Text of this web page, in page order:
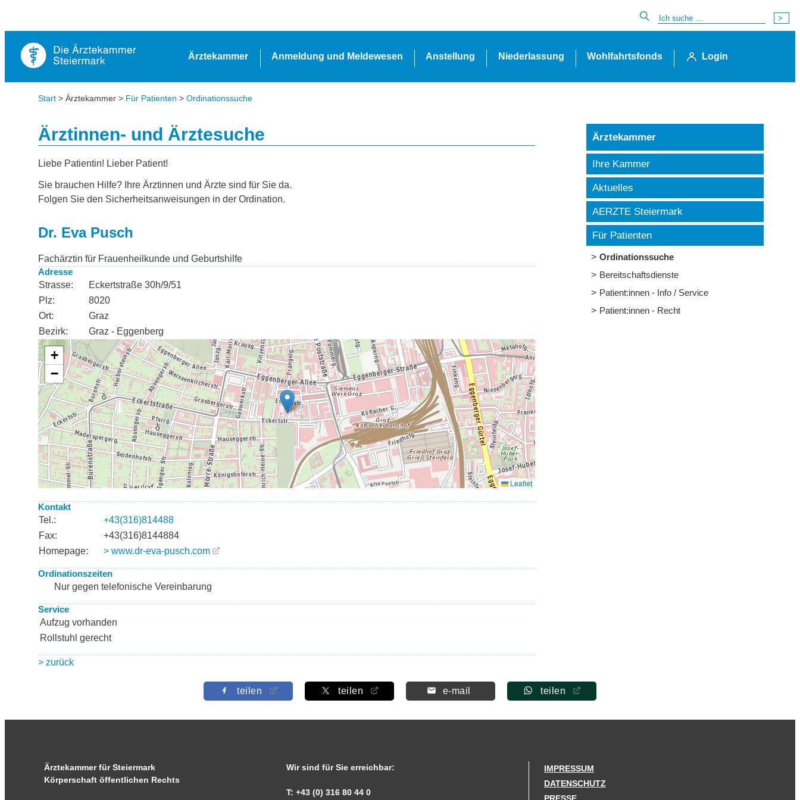
Ärztekammer Anmeldung und Meldewesen Anstellung Niederlassung Wohlfahrtsfonds Login
Start > Ärztekammer > Für Patienten > Ordinationssuche
Ärztinnen- und Ärztesuche
Liebe Patientin! Lieber Patient!
Sie brauchen Hilfe? Ihre Ärztinnen und Ärzte sind für Sie da.
Folgen Sie den Sicherheitsanweisungen in der Ordination.
Dr. Eva Pusch
Fachärztin für Frauenheilkunde und Geburtshilfe
Adresse
Strasse:
Eckertstraße 30h/9/51
Plz:
8020
Ort:
Graz
Bezirk:
Graz - Eggenberg
Kontakt
Tel.:
+43(316)814488
Fax:
+43(316)8144884
Homepage:
> www.dr-eva-pusch.com
Ordinationszeiten
Nur gegen telefonische Vereinbarung
Service
Aufzug vorhanden
Rollstuhl gerecht
> zurück
Ärztekammer
Ihre Kammer
Aktuelles
AERZTE Steiermark
Für Patienten
Ordinationssuche
Bereitschaftsdienste
Patient:innen - Info / Service
Patient:innen - Recht
teilen teilen e-mail teilen
Ärztekammer für Steiermark
Körperschaft öffentlichen Rechts
Wir sind für Sie erreichbar:
T: +43 (0) 316 80 44 0
IMPRESSUM
DATENSCHUTZ